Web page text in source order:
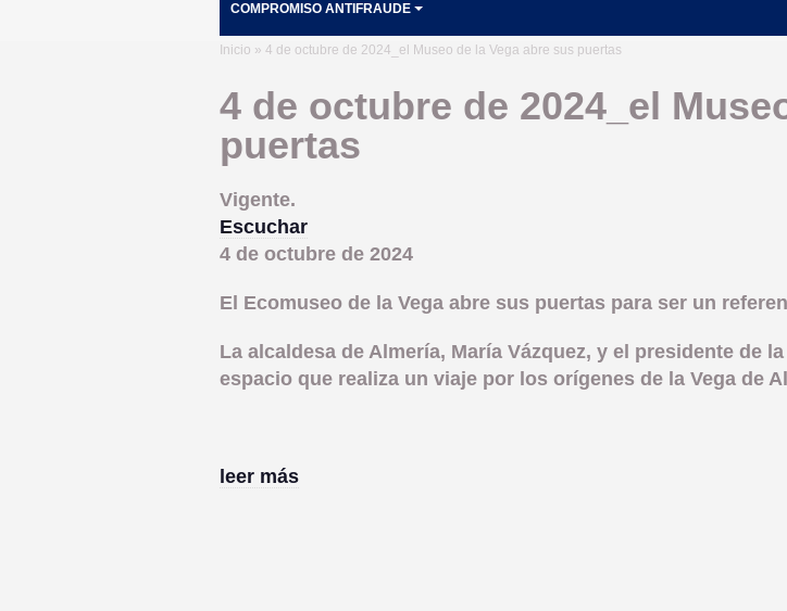
COMPROMISO ANTIFRAUDE
Inicio » 4 de octubre de 2024_el Museo de la Vega abre sus puertas
4 de octubre de 2024_el
puertas
Vigente.
Escuchar
4 de octubre de 2024
El Ecomuseo de la Vega abre sus puertas para ser un
La alcaldesa de Almería, María Vázquez, y el presidente de
espacio que realiza un viaje por los orígenes de la Vega de
leer más